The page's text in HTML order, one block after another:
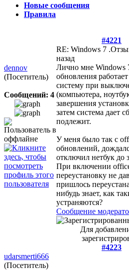
Новые сообщения
Правила
#4221
dennov
(Посетитель)
Сообщений: 4
RE: Windows 7
назад
Лично мне Windows
обновления
систему при
(компьютера,
завершения
затем система дает
подлежит.
У меня было так с
обновлений,
отключил нетбук до
При включении
переустановку не
пришлось
нибудь знает, как
устраняются?
Сообщение
Для
#4223
udarsmerti666
(Посетитель)